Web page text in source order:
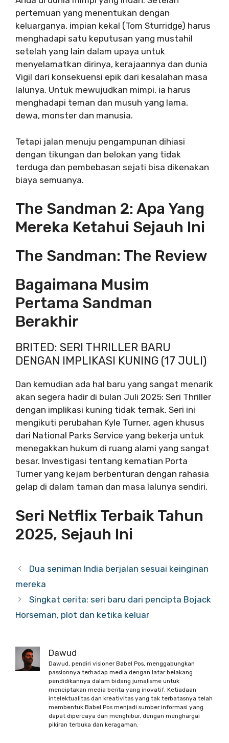
pertemuan yang menentukan dengan
keluarganya, impian kekal (Tom Sturridge) harus
menghadapi satu keputusan yang mustahil
setelah yang lain dalam upaya untuk
menyelamatkan dirinya, kerajaannya dan dunia
Vigil dari konsekuensi epik dari kesalahan masa
lalunya. Untuk mewujudkan mimpi, ia harus
menghadapi teman dan musuh yang lama,
dewa, monster dan manusia.
Tetapi jalan menuju pengampunan dihiasi
dengan tikungan dan belokan yang tidak
terduga dan pembebasan sejati bisa dikenakan
biaya semuanya.
The Sandman 2: Apa Yang
Mereka Ketahui Sejauh Ini
The Sandman: The Review
Bagaimana Musim
Pertama Sandman
Berakhir
BRITED: SERI THRILLER BARU
DENGAN IMPLIKASI KUNING (17 JULI)
Dan kemudian ada hal baru yang sangat menarik
akan segera hadir di bulan Juli 2025: Seri Thriller
dengan implikasi kuning tidak ternak. Seri ini
mengikuti perubahan Kyle Turner, agen khusus
dari National Parks Service yang bekerja untuk
menegakkan hukum di ruang alami yang sangat
besar. Investigasi tentang kematian Porta
Turner yang kejam berbenturan dengan rahasia
gelap di dalam taman dan masa lalunya sendiri.
Seri Netflix Terbaik Tahun
2025, Sejauh Ini
Dua seniman India berjalan sesuai keinginan
mereka
Singkat cerita: seri baru dari pencipta Bojack
Horseman, plot dan ketika keluar
Dawud
Dawud, pendiri visioner Babel Pos, menggabungkan
passionnya terhadap media dengan latar belakang
pendidikannya dalam bidang jurnalisme untuk
menciptakan media berita yang inovatif. Ketiadaan
intelektualitas dan kreativitas yang tak terbatasnya telah
membentuk Babel Pos menjadi sumber informasi yang
dapat dipercaya dan menghibur, dengan menghargai
pikiran terbuka dan keragaman.